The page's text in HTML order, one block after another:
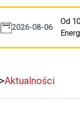
2026-08-06
Od
Aktualności